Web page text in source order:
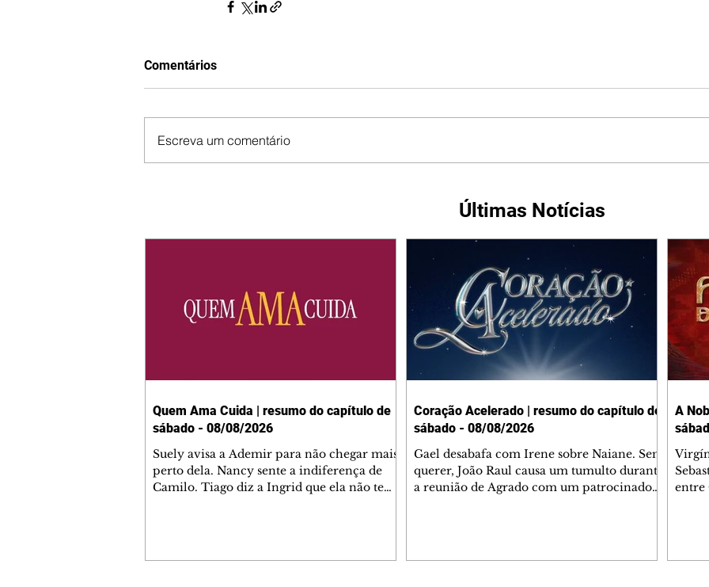
Comentários
Escreva um comentário
Últimas Notícias
Quem Ama Cuida | resumo do capítulo de
sábado - 08/08/2026
Suely avisa a Ademir para não chegar mais
perto dela. Nancy sente a indiferença de
Camilo. Tiago diz a Ingrid que ela não tem
Coração Acelerado | resumo do capítulo de
sábado - 08/08/2026
Gael desabafa com Irene sobre Naiane. Sem
querer, João Raul causa um tumulto durante
a reunião de Agrado com um patrocinador.
A
entre